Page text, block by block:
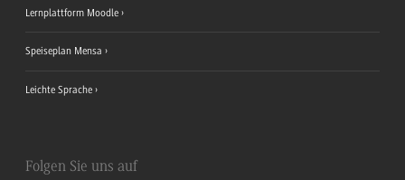
Lernplattform Moodle
Speiseplan Mensa
Leichte Sprache
Folgen Sie uns auf